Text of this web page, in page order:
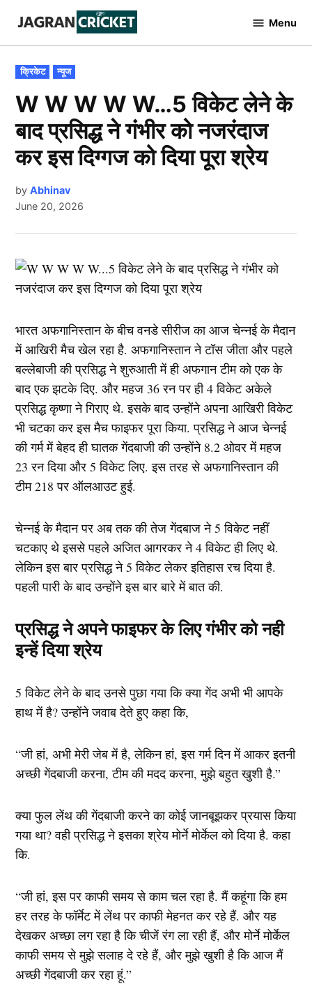
content
Cricket
Menu
POSTED
IN
क्रिकेट न्यूज
W W W W W…5 विकेट लेने के
बाद प्रसिद्ध ने गंभीर को नजरंदाज
कर इस दिग्गज को दिया पूरा श्रेय
by Abhinav
June 20, 2026
भारत अफगानिस्तान के बीच वनडे सीरीज का आज चेन्नई के मैदान
में आखिरी मैच खेल रहा है. अफगानिस्तान ने टॉस जीता और पहले
बल्लेबाजी की प्रसिद्ध ने शुरुआती में ही अफगान टीम को एक के
बाद एक झटके दिए. और महज 36 रन पर ही 4 विकेट अकेले
प्रसिद्ध कृष्णा ने गिराए थे. इसके बाद उन्होंने अपना आखिरी विकेट
भी चटका कर इस मैच फाइफर पूरा किया. प्रसिद्ध ने आज चेन्नई
की गर्म में बेहद ही घातक गेंदबाजी की उन्होंने 8.2 ओवर में महज
23 रन दिया और 5 विकेट लिए. इस तरह से अफगानिस्तान की
टीम 218 पर ऑलआउट हुई.
चेन्नई के मैदान पर अब तक की तेज गेंदबाज ने 5 विकेट नहीं
चटकाए थे इससे पहले अजित आगरकर ने 4 विकेट ही लिए थे.
लेकिन इस बार प्रसिद्ध ने 5 विकेट लेकर इतिहास रच दिया है.
पहली पारी के बाद उन्होंने इस बार बारे में बात की.
प्रसिद्ध ने अपने फाइफर के लिए गंभीर को नही
इन्हें दिया श्रेय
5 विकेट लेने के बाद उनसे पुछा गया कि क्या गेंद अभी भी आपके
हाथ में है? उन्होंने जवाब देते हुए कहा कि,
“जी हां, अभी मेरी जेब में है, लेकिन हां, इस गर्म दिन में आकर इतनी
अच्छी गेंदबाजी करना, टीम की मदद करना, मुझे बहुत खुशी है.”
क्या फुल लेंथ की गेंदबाजी करने का कोई जानबूझकर प्रयास किया
गया था? वही प्रसिद्ध ने इसका श्रेय मोर्ने मोर्केल को दिया है. कहा
कि.
“जी हां, इस पर काफी समय से काम चल रहा है. मैं कहूंगा कि हम
हर तरह के फॉर्मेट में लेंथ पर काफी मेहनत कर रहे हैं. और यह
देखकर अच्छा लग रहा है कि चीजें रंग ला रही हैं, और मोर्ने मोर्केल
काफी समय से मुझे सलाह दे रहे हैं, और मुझे खुशी है कि आज मैं
अच्छी गेंदबाजी कर रहा हूं.”